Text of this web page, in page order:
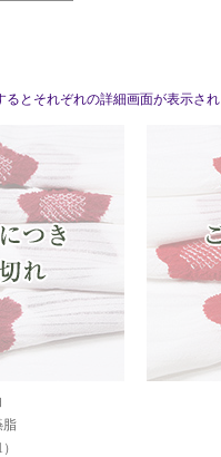
とそれぞれの詳細画面が表示され
脂